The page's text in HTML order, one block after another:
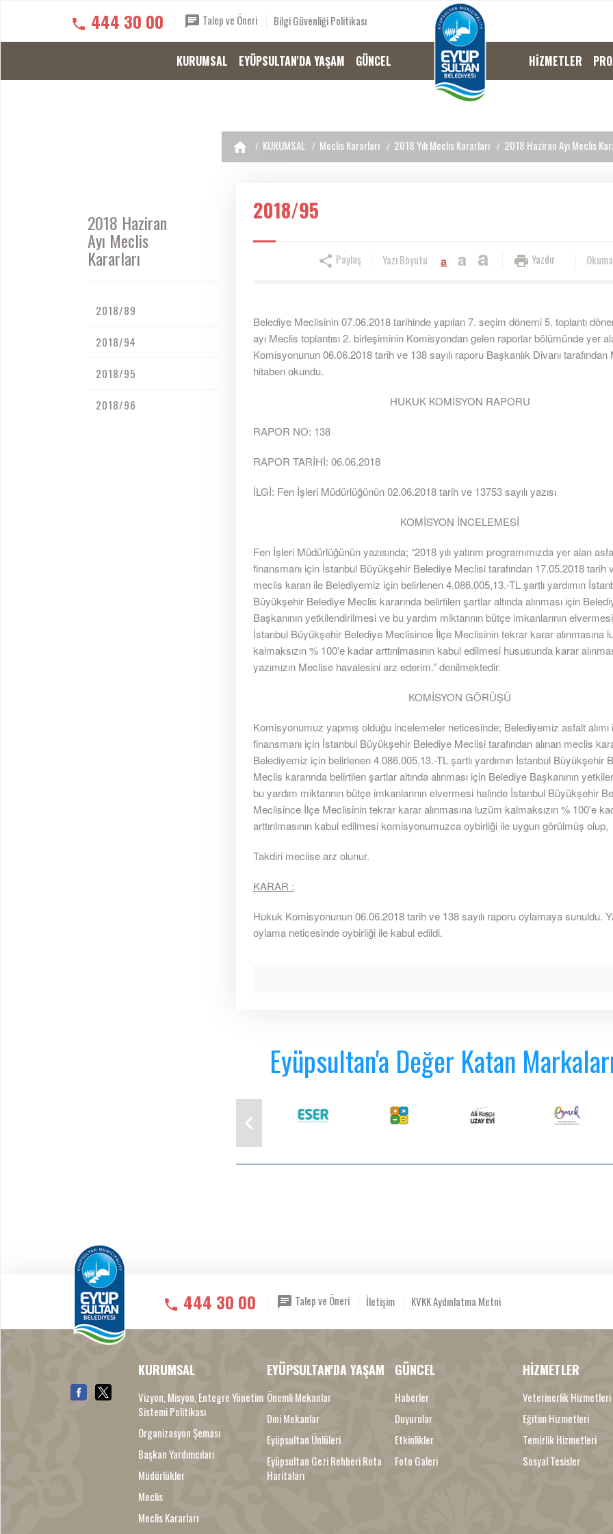
444 30 00 Talep ve Öneri Bilgi Güvenliği Politikası
KURUMSAL EYÜPSULTAN'DA YAŞAM GÜNCEL HİZMETLER
KURUMSAL Meclis Kararları 2018 Yılı Meclis Kararları 2018 Haziran Ayı Meclis
2018 Haziran
Ayı Meclis
Kararları
2018/89
2018/94
2018/95
2018/96
2018/95
Yazdır
Yazı Boyutu a a a
Paylaş
Belediye Meclisinin 07.06.2018 tarihinde yapılan 7. seçim dönemi 5. toplantı
ayı Meclis toplantısı 2. birleşiminin Komisyondan gelen raporlar bölümünde yer
Komisyonunun 06.06.2018 tarih ve 138 sayılı raporu Başkanlık Divanı tarafından
hitaben okundu.
HUKUK KOMİSYON RAPORU
RAPOR NO: 138
RAPOR TARİHİ: 06.06.2018
İLGİ: Fen İşleri Müdürlüğünün 02.06.2018 tarih ve 13753 sayılı yazısı
KOMİSYON İNCELEMESİ
Fen İşleri Müdürlüğünün yazısında; “2018 yılı yatırım programımızda yer alan
finansmanı için İstanbul Büyükşehir Belediye Meclisi tarafından 17.05.2018 tarih
meclis kararı ile Belediyemiz için belirlenen 4.086.005,13.-TL şartlı yardımın
Büyükşehir Belediye Meclis kararında belirtilen şartlar altında alınması için
Başkanının yetkilendirilmesi ve bu yardım miktarının bütçe imkanlarının
İstanbul Büyükşehir Belediye Meclisince İlçe Meclisinin tekrar karar alınmasına
kalmaksızın % 100'e kadar arttırılmasının kabul edilmesi hususunda karar
yazımızın Meclise havalesini arz ederim.” denilmektedir.
KOMİSYON GÖRÜŞÜ
Komisyonumuz yapmış olduğu incelemeler neticesinde; Belediyemiz asfalt alımı
finansmanı için İstanbul Büyükşehir Belediye Meclisi tarafından alınan meclis
Belediyemiz için belirlenen 4.086.005,13.-TL şartlı yardımın İstanbul Büyükşehir
Meclis kararında belirtilen şartlar altında alınması için Belediye Başkanının
bu yardım miktarının bütçe imkanlarının elvermesi halinde İstanbul Büyükşehir
Meclisince İlçe Meclisinin tekrar karar alınmasına luzüm kalmaksızın % 100'e
arttırılmasının kabul edilmesi komisyonumuzca oybirliği ile uygun görülmüş olup,
Takdiri meclise arz olunur.
KARAR :
Hukuk Komisyonunun 06.06.2018 tarih ve 138 sayılı raporu oylamaya sunuldu.
oylama neticesinde oybirliği ile kabul edildi.
Eyüpsultan'a Değer Katan
444 30 00 Talep ve Öneri İletişim KVKK Aydınlatma Metni
KURUMSAL
Vizyon, Misyon, Entegre Yönetim
Sistemi Politikası
Organizasyon Şeması
Başkan Yardımcıları
Müdürlükler
Meclis
Meclis Kararları
EYÜPSULTAN'DA YAŞAM
Önemli Mekanlar
Dini Mekanlar
Eyüpsultan Ünlüleri
Eyüpsultan Gezi Rehberi Rota
Haritaları
GÜNCEL
Haberler
Duyurular
Etkinlikler
Foto Galeri
HİZMETLER
Veterinerlik Hizmetleri
Eğitim Hizmetleri
Temizlik Hizmetleri
Sosyal Tesisler